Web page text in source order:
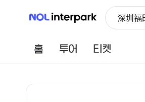
NOL 인터파크 深圳福
홈 투어